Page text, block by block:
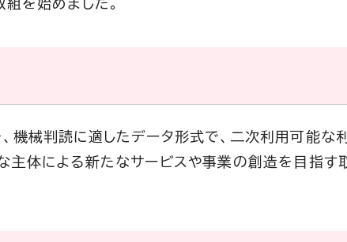
を始めました。
機械判読に適したデータ形式で、二次利用可能な
主体による新たなサービスや事業の創造を目指す